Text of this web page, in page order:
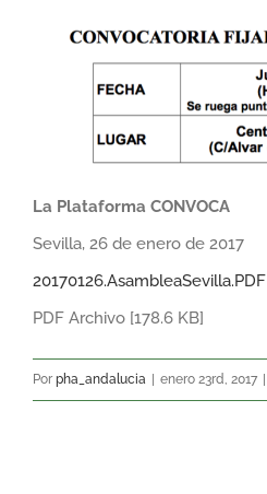
La Plataforma CONVOCA
Sevilla, 26 de enero de 2017
20170126.AsambleaSevilla.PDF
PDF Archivo [178.6 KB]
Por pha_andalucia enero 23rd, 2017